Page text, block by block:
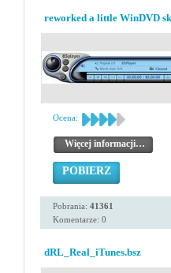
reworked a little WinDVD
Ocena:
Więcej informacji…
POBIERZ
Pobrania: 41361
Komentarze: 0
dRL_Real_iTunes.bsz